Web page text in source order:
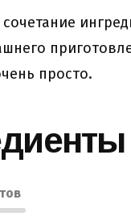
просто.